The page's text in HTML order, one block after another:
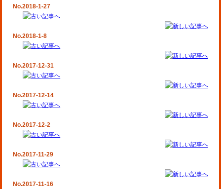
No.2018-1-27
No.2018-1-8
No.2017-12-31
No.2017-12-14
No.2017-12-2
No.2017-11-29
No.2017-11-16